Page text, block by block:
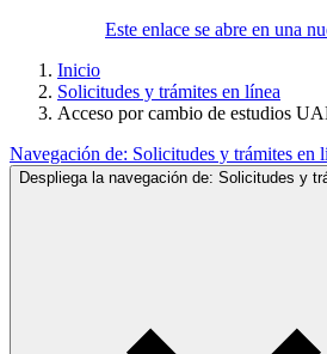
Este enlace se abre en una
Inicio
Solicitudes y trámites en línea
Acceso por cambio de estudios
Navegación de: Solicitudes y trámites en
Despliega la navegación de: Solicitudes y